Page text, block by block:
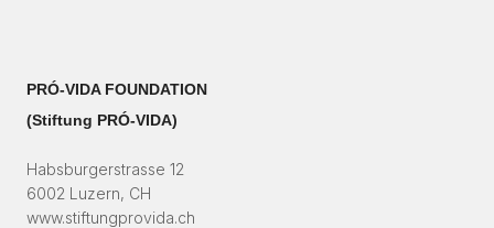
PRÓ-VIDA FOUNDATION
(Stiftung PRÓ-VIDA)​
Habsburgerstrasse 12
6002 Luzern, CH
www.stiftungprovida.ch